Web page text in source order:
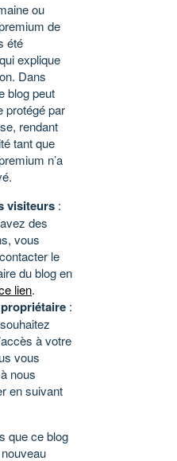
ou
de
été
explique
Dans
blog peut
protégé par
rendant
tant que
n’a
visiteurs :
des
vous
le
du blog en
lien.
:
à votre
vous
nous
en suivant
que ce blog